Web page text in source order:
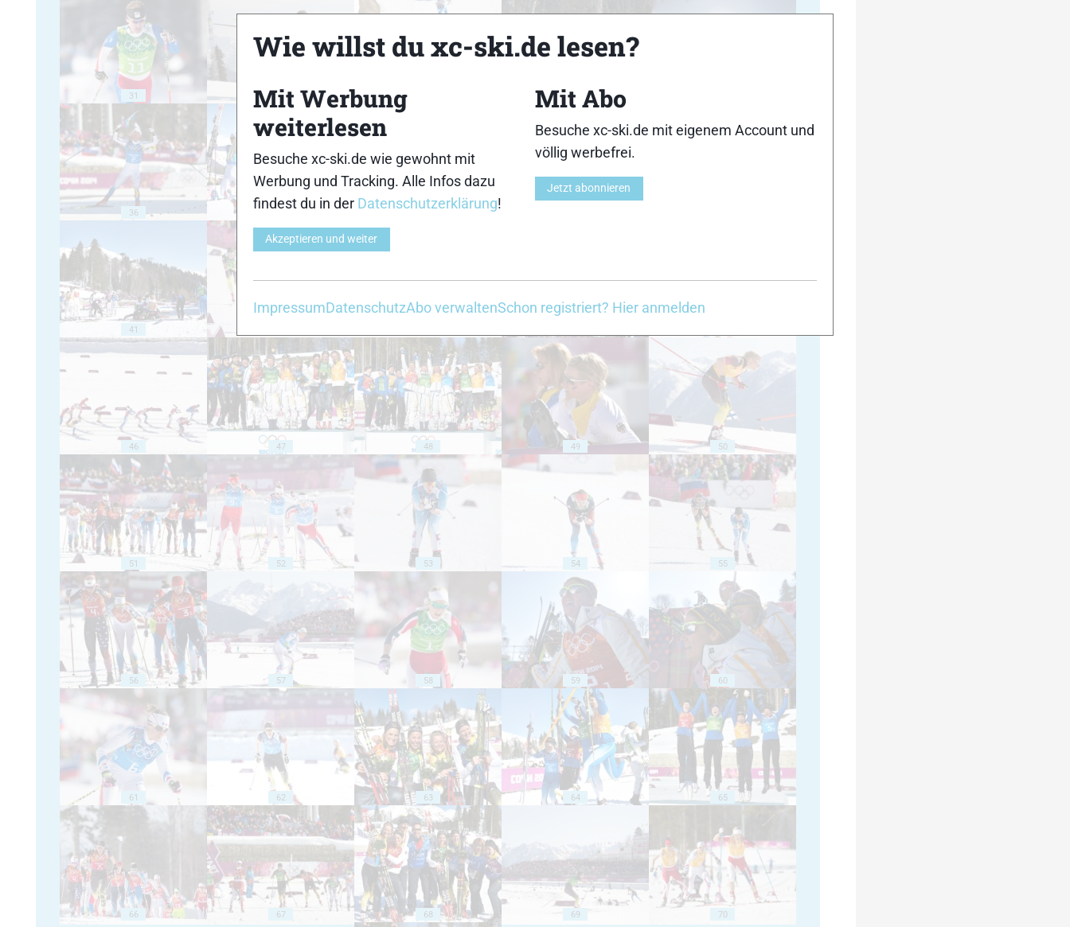
31 32 34
36
41
46 47 48 49 50
51 52 53 54 55
56 57 58 59 60
61 62 63 64 65
66 67 68 69 70
Wie willst du xc-ski.de lesen?
Mit Werbung
weiterlesen
Besuche xc-ski.de wie gewohnt mit
Werbung und Tracking. Alle Infos dazu
findest du in der Datenschutzerklärung!
Akzeptieren und weiter
Mit Abo
Besuche xc-ski.de mit eigenem Account und
völlig werbefrei.
Jetzt abonnieren
ImpressumDatenschutzAbo verwaltenSchon registriert? Hier anmelden